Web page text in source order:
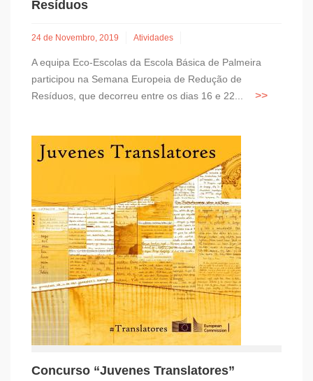
Resíduos
24 de Novembro, 2019 Atividades
A equipa Eco-Escolas da Escola Básica de Palmeira
participou na Semana Europeia de Redução de
Resíduos, que decorreu entre os dias 16 e 22...
Concurso “Juvenes Translatores”